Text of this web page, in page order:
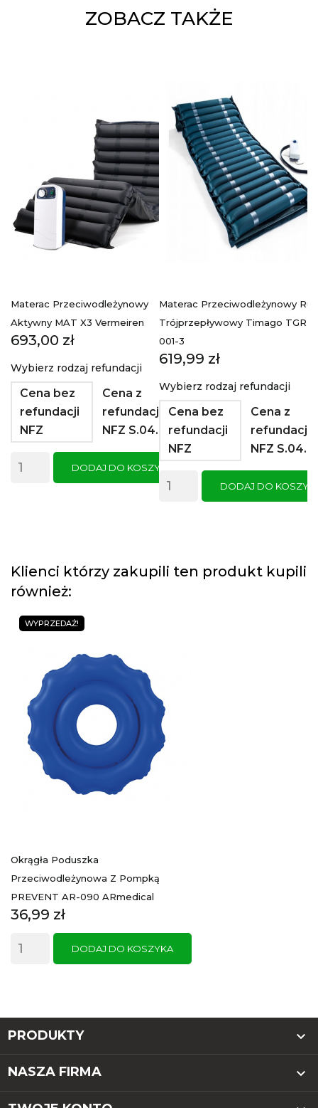
ZOBACZ TAKŻE
Materac Przeciwodleżynowy
Aktywny MAT X3 Vermeiren
Cena
693,00 zł
Wybierz rodzaj refundacji
Cena bez
refundacji
NFZ
Cena z
refundacją
NFZ S.04.01
DODAJ DO KOSZYKA
Materac Przeciwodleżynowy
Trójprzepływowy Timago TGR-
001-3
Cena
619,99 zł
Wybierz rodzaj refundacji
Cena bez
refundacji
NFZ
Cena z
refundacją
NFZ S.04.01
DODAJ DO
Klienci którzy zakupili ten produkt kupili
również:
Okrągła Poduszka
Przeciwodleżynowa Z Pompką
PREVENT AR-090 ARmedical
Cena
36,99 zł
DODAJ DO KOSZYKA
WYPRZEDAŻ!
PRODUKTY 
NASZA FIRMA 